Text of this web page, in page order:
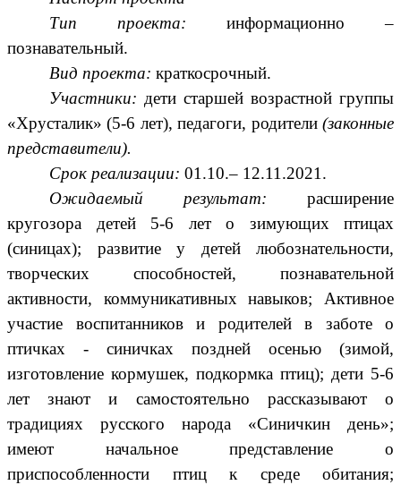
Тип проекта: информационно –
познавательный.
Вид проекта: краткосрочный.
Участники: дети старшей возрастной группы
«Хрусталик» (5-6 лет), педагоги, родители (законные
представители).
Срок реализации: 01.10.– 12.11.2021.
Ожидаемый результат:
расширение
кругозора детей 5-6 лет о зимующих птицах
(синицах); развитие у детей любознательности,
творческих способностей, познавательной
активности, коммуникативных навыков; Активное
участие воспитанников и родителей в заботе о
птичках - синичках поздней осенью (зимой,
изготовление кормушек, подкормка птиц); дети 5-6
лет знают и самостоятельно рассказывают о
традициях русского народа «Синичкин день»;
имеют начальное представление о
приспособленности птиц к среде обитания;